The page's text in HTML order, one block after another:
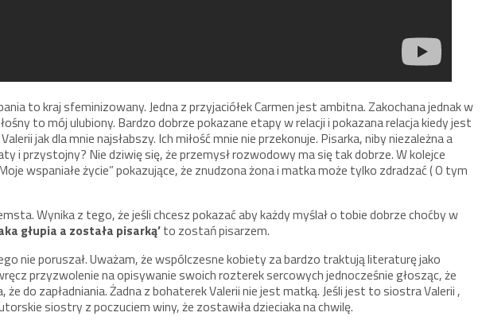
to kraj sfeminizowany. Jedna z przyjaciółek Carmen jest ambitna. Zakochana jednak w
to mój ulubiony. Bardzo dobrze pokazane etapy w relacji i pokazana relacja kiedy jest
jak dla mnie najsłabszy. Ich miłość mnie nie przekonuje. Pisarka, niby niezależna a
i przystojny? Nie dziwię się, że przemysł rozwodowy ma się tak dobrze. W kolejce
wspaniałe życie” pokazujące, że znudzona żona i matka może tylko zdradzać ( O tym
Wynika z tego, że jeśli chcesz pokazać aby każdy myślał o tobie dobrze choćby w
głupia a została pisarką’to zostań pisarzem.
nie poruszał. Uważam, że wspólczesne kobiety za bardzo traktują literaturę jako
przyzwolenie na opisywanie swoich rozterek sercowych jednocześnie głosząc, że
że do zapładniania. Żadna z bohaterek Valerii nie jest matką. Jeśli jest to siostra Valerii ,
siostry z poczuciem winy, że zostawiła dzieciaka na chwilę.